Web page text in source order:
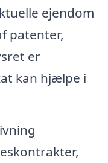
ejendom
patenter,
er
kan hjælpe i